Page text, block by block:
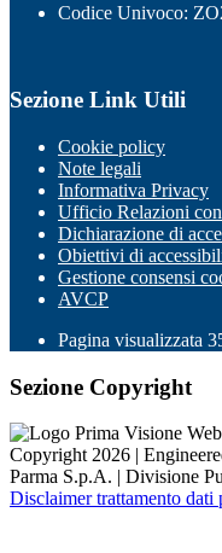
Codice Univoco:
Sezione Link Utili
Cookie policy
Note legali
Informativa Privacy
Ufficio Relazioni
Dichiarazione di
Obiettivi di
Gestione consensi
AVCP
Pagina visualizzata
Sezione Copyright
Copyright 2026 |
Parma S.p.A. | Divisione
Disclaimer trattamento dati